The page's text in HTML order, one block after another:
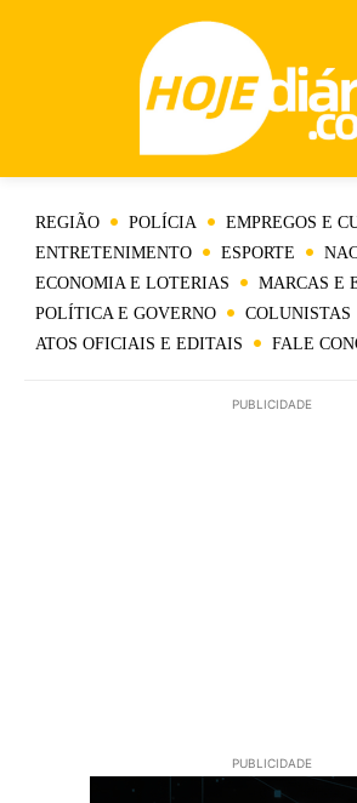
REGIÃO POLÍCIA
EMPREGOS E
ENTRETENIMENTO
ESPORTE
ECONOMIA E LOTERIAS
MARCAS E
POLÍTICA E GOVERNO
COLUNISTAS
ATOS OFICIAIS E EDITAIS
FALE
PUBLICIDADE
PUBLICIDADE